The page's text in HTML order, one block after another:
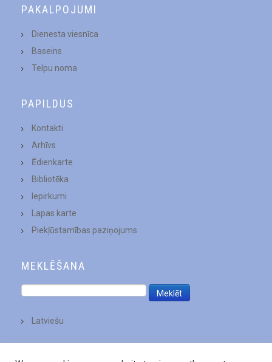
PAKALPOJUMI
Dienesta viesnīca
Baseins
Telpu noma
PAPILDUS
Kontakti
Arhīvs
Ēdienkarte
Bibliotēka
Iepirkumi
Lapas karte
Piekļūstamības paziņojums
MEKLĒŠANA
Latviešu